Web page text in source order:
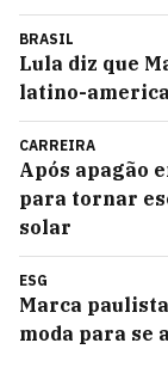
BRASIL
Lula diz que
latino-
CARREIRA
Após apagão
para tornar
solar
ESG
Marca
moda para se